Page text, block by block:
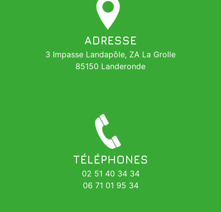
ADRESSE
3 Impasse Landapôle, ZA La Grolle
85150 Landeronde
TÉLÉPHONES
02 51 40 34 34
06 71 01 95 34